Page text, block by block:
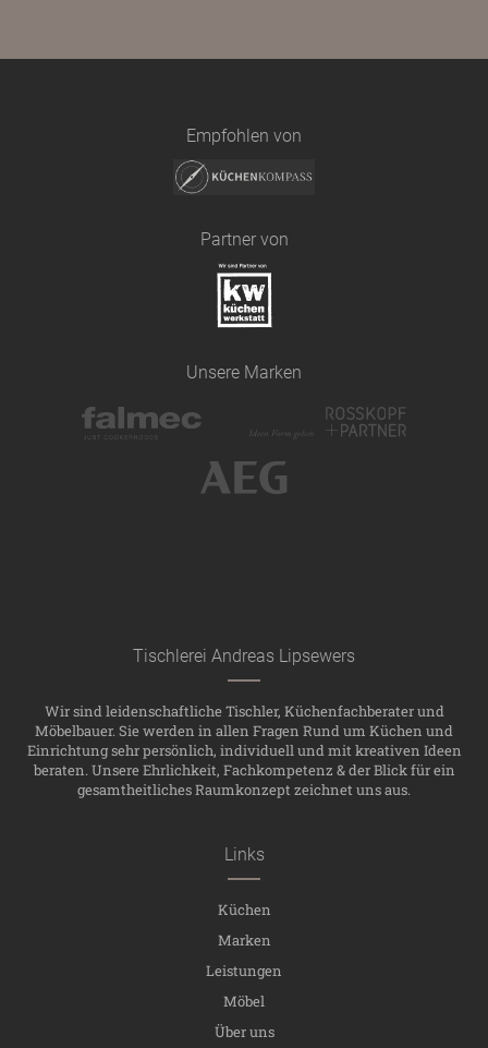
Empfohlen von
Partner von
Unsere Marken
Tischlerei Andreas Lipsewers
Wir sind leidenschaftliche Tischler, Küchenfachberater und
Möbelbauer. Sie werden in allen Fragen Rund um Küchen und
Einrichtung sehr persönlich, individuell und mit kreativen Ideen
beraten. Unsere Ehrlichkeit, Fachkompetenz & der Blick für ein
gesamtheitliches Raumkonzept zeichnet uns aus.
Links
Küchen
Marken
Leistungen
Möbel
Über uns